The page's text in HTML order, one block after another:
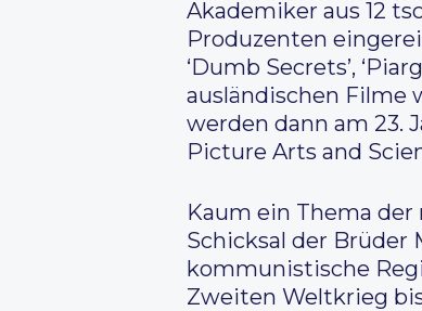
Akademiker aus 12
Produzenten
‘Dumb Secrets’,
ausländischen Filme
werden dann am 23.
Picture Arts and
Kaum ein Thema
Schicksal der Brüder
kommunistische
Zweiten Weltkrieg